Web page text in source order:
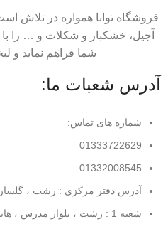
فروشگاه توانا همواره در تلاش است
آجیل، خشکبار و شکلات و … را با
شما فراهم نماید و
آدرس شعبات ما:
شماره های تماس:
01333722629
01332008545
آدرس دفتر مرکزی : رشت ، گلسار ،
شعبه 1 : رشت ، بلوار مدرس ، هایپر مارکت احمدی